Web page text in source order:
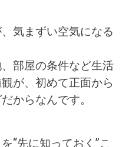
気まずい空気になる
部屋の条件など生活
が、初めて正面から
からなんです。
“先に知っておく”こ